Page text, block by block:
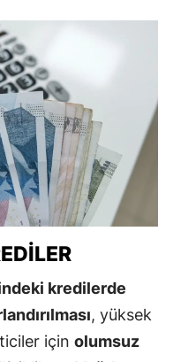
kredilerde
, yüksek
için olumsuz